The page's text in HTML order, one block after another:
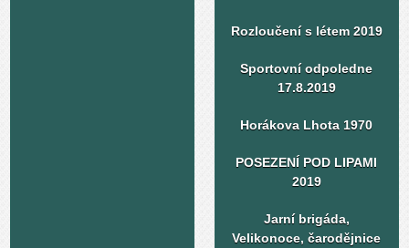
Rozloučení s létem 2019
Sportovní odpoledne
17.8.2019
Horákova Lhota 1970
POSEZENÍ POD LIPAMI
2019
Jarní brigáda,
Velikonoce, čarodějnice